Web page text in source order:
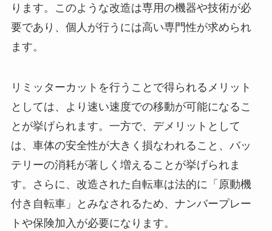
ります。このような改造は専用の機器や技術が必
要であり、個人が行うには高い専門性が求められ
ます。
リミッターカットを行うことで得られるメリット
としては、より速い速度での移動が可能になるこ
とが挙げられます。一方で、デメリットとして
は、車体の安全性が大きく損なわれること、バッ
テリーの消耗が著しく増えることが挙げられま
す。さらに、改造された自転車は法的に「原動機
付き自転車」とみなされるため、ナンバープレー
トや保険加入が必要になります。